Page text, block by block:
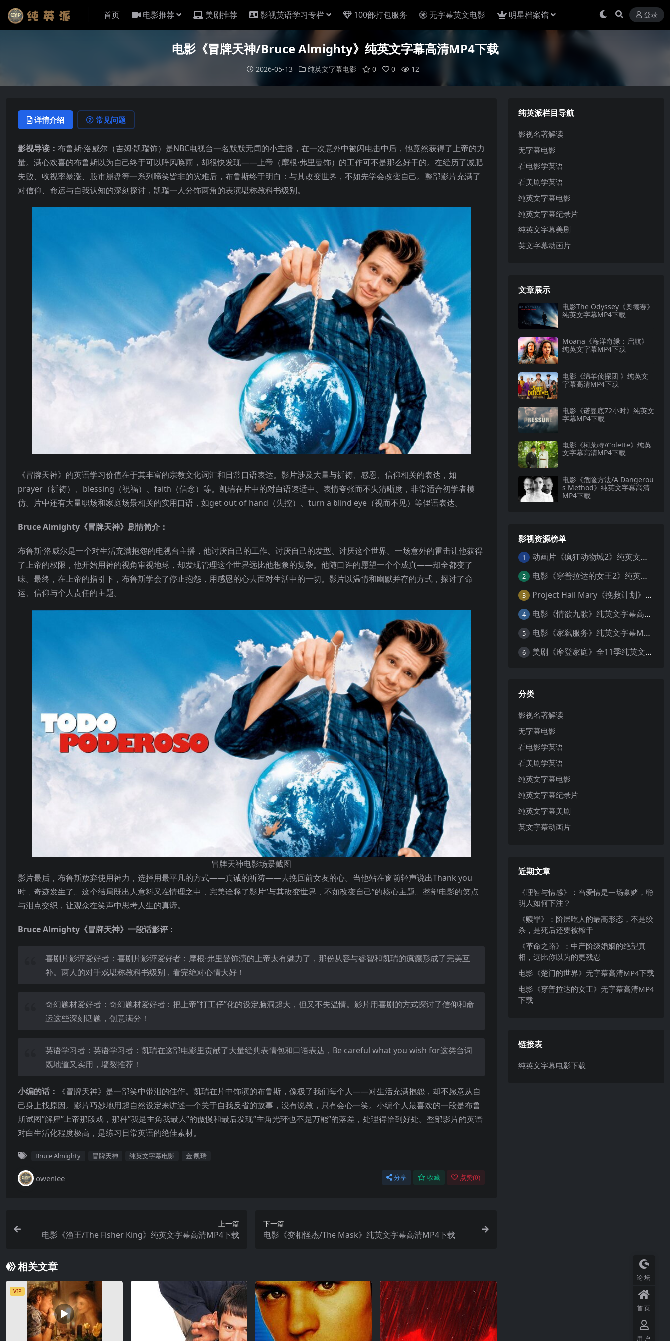
首页 电影推荐 美剧推荐 影视英语学习专栏 100部打包服务 无字幕英文电影 明星档案馆 登录
电影《冒牌天神/Bruce Almighty》纯英文字幕高清MP4下载
2026-05-13 纯英文字幕电影 0 0 12
详情介绍 常见问题
影视导读： 布鲁斯·洛威尔（吉姆·凯瑞饰）是NBC电视台一名默默无闻的小主播，在一次意外中被闪电击中后，他竟然获得了上帝的力
量。满心欢喜的布鲁斯以为自己终于可以呼风唤雨，却很快发现——上帝（摩根·弗里曼饰）的工作可不是那么好干的。在经历了减肥
失败、收视率暴涨、股市崩盘等一系列啼笑皆非的灾难后，布鲁斯终于明白：与其改变世界，不如先学会改变自己。整部影片充满了
对信仰、命运与自我认知的深刻探讨，凯瑞一人分饰两角的表演堪称教科书级别。
《冒牌天神》的英语学习价值在于其丰富的宗教文化词汇和日常口语表达。影片涉及大量与祈祷、感恩、信仰相关的表达，如
prayer（祈祷）、blessing（祝福）、faith（信念）等。凯瑞在片中的对白语速适中、表情夸张而不失清晰度，非常适合初学者模
仿。片中还有大量职场和家庭场景相关的实用口语，如get out of hand（失控）、turn a blind eye（视而不见）等俚语表达。
Bruce Almighty《冒牌天神》剧情简介：
布鲁斯·洛威尔是一个对生活充满抱怨的电视台主播，他讨厌自己的工作、讨厌自己的发型、讨厌这个世界。一场意外的雷击让他获得
了上帝的权限，他开始用神的视角审视地球，却发现管理这个世界远比他想象的复杂。他随口许的愿望一个个成真——却全都变了
味。最终，在上帝的指引下，布鲁斯学会了停止抱怨，用感恩的心去面对生活中的一切。影片以温情和幽默并存的方式，探讨了命
运、信仰与个人责任的主题。
冒牌天神电影场景截图
影片最后，布鲁斯放弃使用神力，选择用最平凡的方式——真诚的祈祷——去挽回前女友的心。当他站在窗前轻声说出Thank you
时，奇迹发生了。这个结局既出人意料又在情理之中，完美诠释了影片”与其改变世界，不如改变自己”的核心主题。整部电影的笑点
与泪点交织，让观众在笑声中思考人生的真谛。
Bruce Almighty《冒牌天神》一段话影评：
喜剧片影评爱好者：喜剧片影评爱好者：摩根·弗里曼饰演的上帝太有魅力了，那份从容与睿智和凯瑞的疯癫形成了完美互
补。两人的对手戏堪称教科书级别，看完绝对心情大好！
奇幻题材爱好者：奇幻题材爱好者：把上帝”打工仔”化的设定脑洞超大，但又不失温情。影片用喜剧的方式探讨了信仰和命
运这些深刻话题，创意满分！
英语学习者：英语学习者：凯瑞在这部电影里贡献了大量经典表情包和口语表达，Be careful what you wish for这类台词
既地道又实用，墙裂推荐！
小编的话：
《冒牌天神》是一部笑中带泪的佳作。凯瑞在片中饰演的布鲁斯，像极了我们每个人——对生活充满抱怨，却不愿意从自
己身上找原因。影片巧妙地用超自然设定来讲述一个关于自我反省的故事，没有说教，只有会心一笑。小编个人最喜欢的一段是布鲁
斯试图”解雇”上帝那段戏，那种”我是主角我最大”的傲慢和最后发现”主角光环也不是万能”的落差，处理得恰到好处。整部影片的英语
对白生活化程度极高，是练习日常英语的绝佳素材。
Bruce Almighty 冒牌天神 纯英文字幕电影 金·凯瑞
owenlee 分享 收藏 点赞(0)
上一篇
电影《渔王/The Fisher King》纯英文字幕高清MP4下载
下一篇
电影《变相怪杰/The Mask》纯英文字幕高清MP4下载
相关文章
VIP
纯英派栏目导航
影视名著解读
无字幕电影
看电影学英语
看美剧学英语
纯英文字幕电影
纯英文字幕纪录片
纯英文字幕美剧
英文字幕动画片
文章展示
电影The Odyssey《奥德赛》
纯英文字幕MP4下载
Moana《海洋奇缘：启航》
纯英文字幕MP4下载
电影《绵羊侦探团 》纯英文
字幕高清MP4下载
电影《诺曼底72小时》纯英文
字幕MP4下载
电影《柯莱特/Colette》纯英
文字幕高清MP4下载
电影《危险方法/A Dangerou
s Method》纯英文字幕高清
MP4下载
影视资源榜单
1 动画片《疯狂动物城2》纯英文字幕MP4下载
2 电影《穿普拉达的女王2》纯英文字幕MP4下载
3 Project Hail Mary《挽救计划》纯英文字幕科幻电影MP4下载
4 电影《情欲九歌》纯英文字幕高清MP4下载
5 电影《家弑服务》纯英文字幕MP4下载
6 美剧《摩登家庭》全11季纯英文字幕高清MP4下载
分类
影视名著解读
无字幕电影
看电影学英语
看美剧学英语
纯英文字幕电影
纯英文字幕纪录片
纯英文字幕美剧
英文字幕动画片
近期文章
《理智与情感》：当爱情是一场豪赌，聪
明人如何下注？
《赎罪》：阶层吃人的最高形态，不是绞
杀，是死后还要被榨干
《革命之路》：中产阶级婚姻的绝望真
相，远比你以为的更残忍
电影《楚门的世界》无字幕高清MP4下载
电影《穿普拉达的女王》无字幕高清MP4
下载
链接表
纯英文字幕电影下载
论坛
首页
用户